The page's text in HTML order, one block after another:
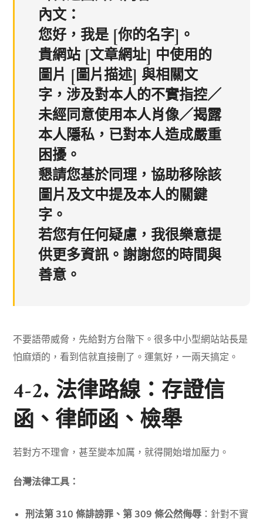
內文：
您好，我是 [你的名字]。
貴網站 [文章網址] 中使用的
圖片 [圖片描述] 與相關文
字，涉及對本人的不實指控／
未經同意使用本人肖像／揭露
本人隱私，已對本人造成嚴重
困擾。
懇請您基於同理，協助移除該
圖片及文中提及本人的關鍵
字。
若您有任何疑慮，我很樂意提
供更多資訊。謝謝您的時間與
善意。
不要語帶威脅，先給對方台階下。很多中小型網站站長是
怕麻煩的，看到信就直接刪了。運氣好，一兩天搞定。
4-2. 法律路線：存證信
函、律師函、檢舉
若對方不理會，甚至變本加厲，就得開始增加壓力。
台灣法律工具：
刑法第 310 條誹謗罪、第 309 條公然侮辱 ：針對不實